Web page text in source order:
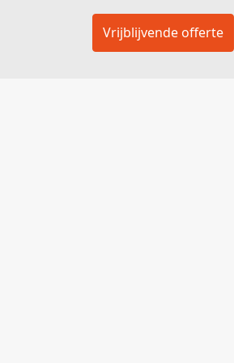
Vrijblijvende offerte